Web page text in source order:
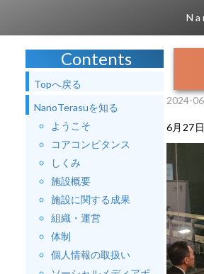
Contents
Topへ戻る
NanoTerasuを知る
ようこそ
コアコンピタンス
しくみ
施設概要
施設に関する成果
組織・運営
体制
個人情報の取扱い
2024-
6月27